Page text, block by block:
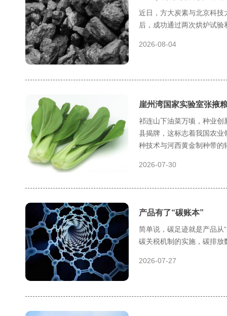
近日，方大炭素与北京科
后，成功通过两次烘炉试
2026-08-04
崖州湾国家实验室张掖
祁连山下油菜万顷，种业
县揭牌，这标志着我国农
种技术与河西黄金制种带
2026-07-30
产品有了“碳账本”
简单说，碳足迹就是产品从
碳关税机制的实施，碳排
2026-07-27